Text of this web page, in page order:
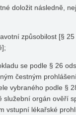
doložit následně,
způsobilost [§ 25
se podle § 26
čestným
vybraného podle §
služební orgán ověří
vstupní lékařské